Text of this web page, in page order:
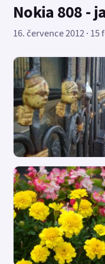
Nokia 808 -
16. července 2012 ·